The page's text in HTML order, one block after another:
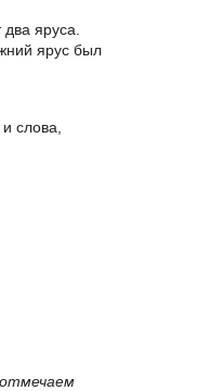
яруса.
ярус был
слова,